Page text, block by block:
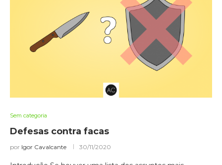
Sem categoria
Defesas contra facas
por Igor Cavalcante 30/11/2020